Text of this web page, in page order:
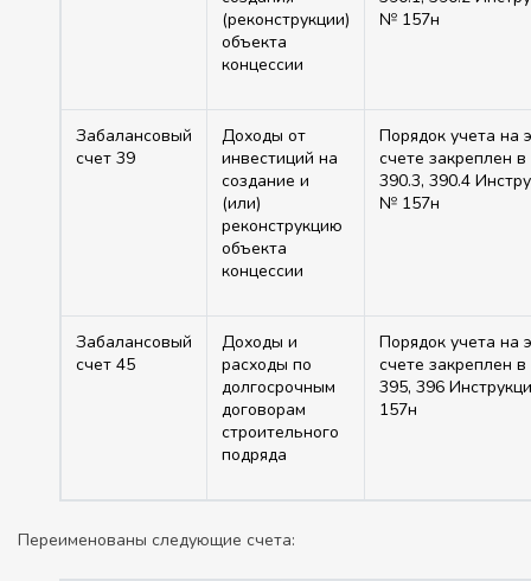
(реконструкции)
объекта
концессии
№ 157н
Забалансовый
счет 39
Доходы от
инвестиций на
создание и
(или)
реконструкцию
объекта
концессии
Порядок учета на
счете закреплен в
390.3, 390.4
№ 157н
Забалансовый
счет 45
Доходы и
расходы по
долгосрочным
договорам
строительного
подряда
Порядок учета на
счете закреплен в
395, 396
157н
Переименованы следующие счета: